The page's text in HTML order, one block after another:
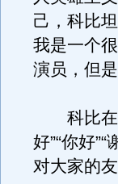
己，科比
我是一个
演员，但
科比在
好”“你好
对大家的友